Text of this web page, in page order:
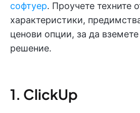
софтуер. Проучете техните
характеристики,
ценови опции, за да
решение.
1. ClickUp